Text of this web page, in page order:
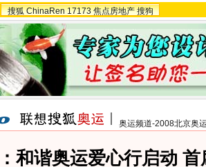
搜狐 ChinaRen 17173 焦点房地产 搜狗
奥运频道-2008北京奥
和谐奥运爱心行启动